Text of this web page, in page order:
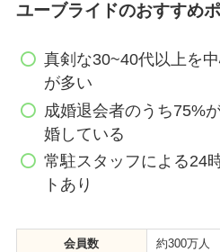
ユーブライドのおすすめ
真剣な30~40代以上を
が多い
成婚退会者のうち75%
婚している
常駐スタッフによる24
トあり
会員数 約300万人